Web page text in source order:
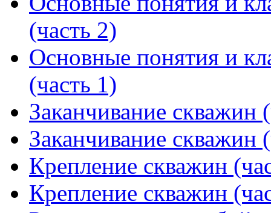
(часть 2)
Основные понятия и
(часть 1)
Заканчивание скважин
Заканчивание скважин
Крепление скважин
Крепление скважин